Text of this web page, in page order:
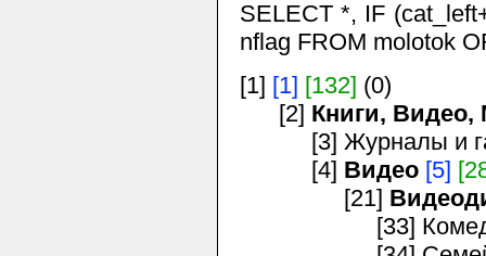
SELECT *, IF
nflag FROM molotok
[1] [1] [132] (0)
[2] Книги, Видео,
[3] Журналы и
[4] Видео [5]
[21]
[33]